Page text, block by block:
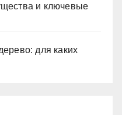
и ключевые
для каких